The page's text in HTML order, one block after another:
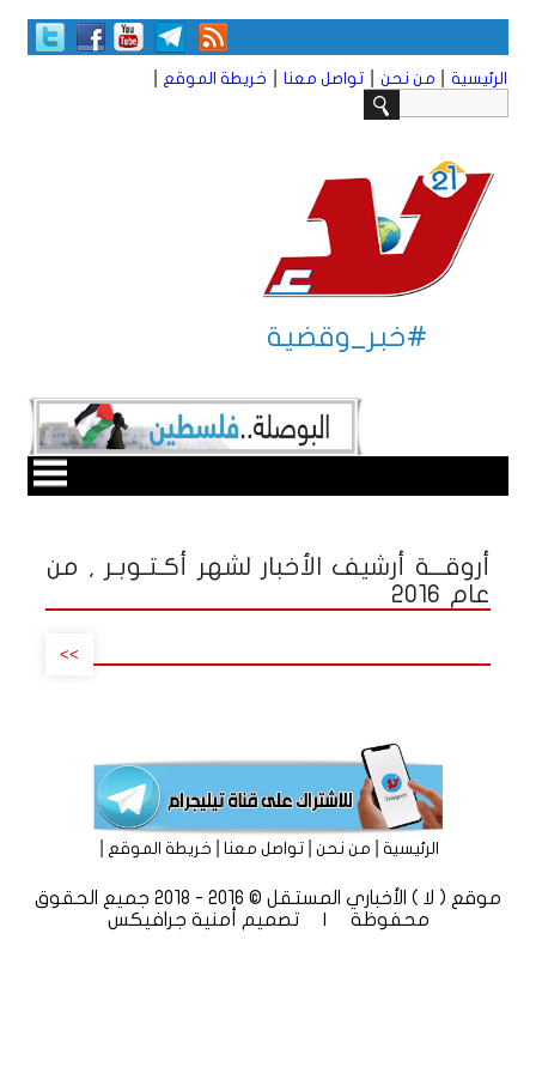
الرئيسية من نحن تواصل معنا خريطة الموقع
#خبر_وقضية
أروقـــة أرشيف الأخبار لشهر أكـتـوبـر , من
عام 2016
>>
الرئيسية|من نحن|تواصل معنا|خريطة الموقع
موقع ( لا ) الأخباري المستقل © 2016 - 2018 جميع الحقوق
محفوظة | تصميم
أمنية جرافيكس